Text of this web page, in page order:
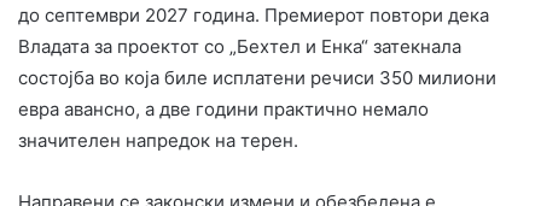
до септември 2027 година. Премиерот повтори дека
Владата за проектот со „Бехтел и Енка“ затекнала
состојба во која биле исплатени речиси 350 милиони
евра авансно, а две години практично немало
значителен напредок на терен.